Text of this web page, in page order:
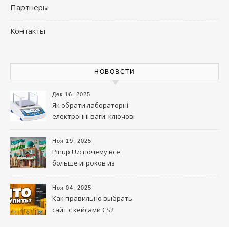
Партнеры
Контакты
НОВОВСТИ
Дек 16, 2025
Як обрати лабораторні
електронні ваги: ключові
параметри та на що
звернути увагу
Ноя 19, 2025
Pinup Uz: почему всё
больше игроков из
Узбекистана выбирают эту
платформу
Ноя 04, 2025
Как правильно выбрать
сайт с кейсами CS2